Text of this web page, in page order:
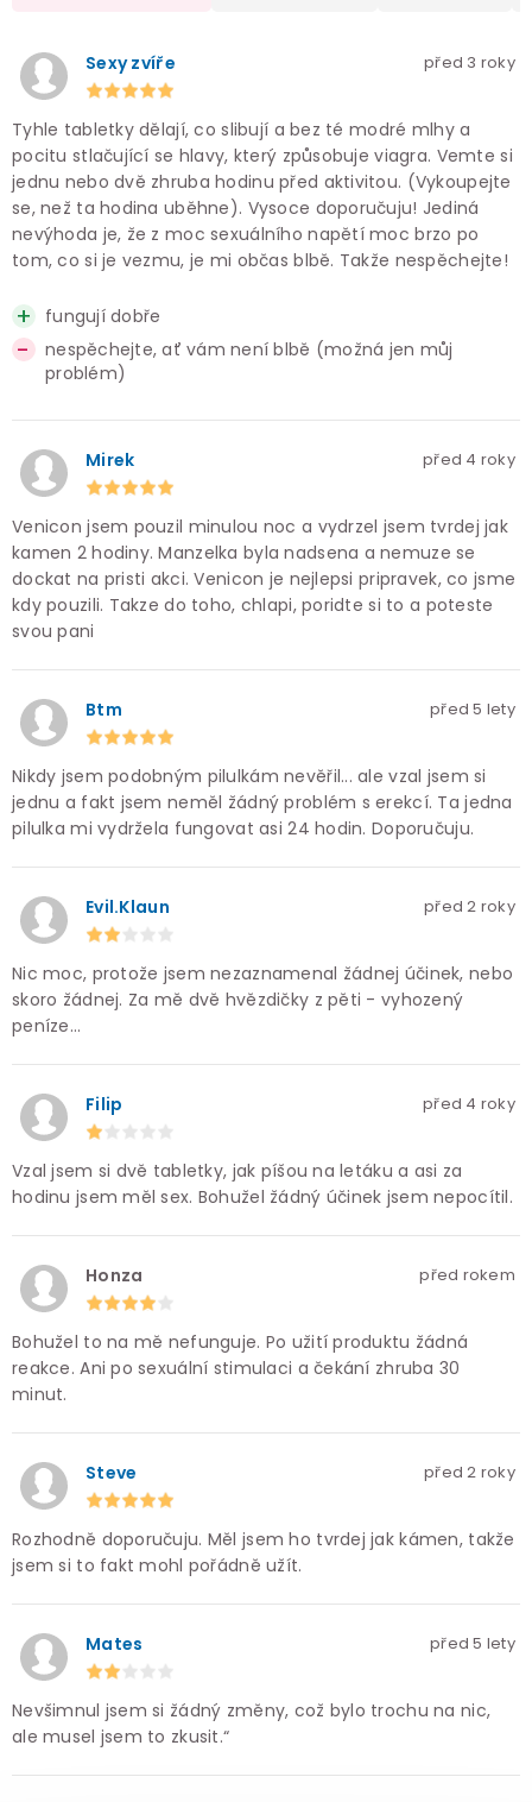
Sexy zvíře před 3 roky
Tyhle tabletky dělají, co slibují a bez té modré mlhy a
pocitu stlačující se hlavy, který způsobuje viagra. Vemte si
jednu nebo dvě zhruba hodinu před aktivitou. (Vykoupejte
se, než ta hodina uběhne). Vysoce doporučuju! Jediná
nevýhoda je, že z moc sexuálního napětí moc brzo po
tom, co si je vezmu, je mi občas blbě. Takže nespěchejte!
fungují dobře
nespěchejte, ať vám není blbě (možná jen můj
problém)
Mirek před 4 roky
Venicon jsem pouzil minulou noc a vydrzel jsem tvrdej jak
kamen 2 hodiny. Manzelka byla nadsena a nemuze se
dockat na pristi akci. Venicon je nejlepsi pripravek, co jsme
kdy pouzili. Takze do toho, chlapi, poridte si to a poteste
svou pani
Btm před 5 lety
Nikdy jsem podobným pilulkám nevěřil... ale vzal jsem si
jednu a fakt jsem neměl žádný problém s erekcí. Ta jedna
pilulka mi vydržela fungovat asi 24 hodin. Doporučuju.
Evil.Klaun před 2 roky
Nic moc, protože jsem nezaznamenal žádnej účinek, nebo
skoro žádnej. Za mě dvě hvězdičky z pěti - vyhozený
peníze...
Filip před 4 roky
Vzal jsem si dvě tabletky, jak píšou na letáku a asi za
hodinu jsem měl sex. Bohužel žádný účinek jsem nepocítil.
Honza před rokem
Bohužel to na mě nefunguje. Po užití produktu žádná
reakce. Ani po sexuální stimulaci a čekání zhruba 30
minut.
Steve před 2 roky
Rozhodně doporučuju. Měl jsem ho tvrdej jak kámen, takže
jsem si to fakt mohl pořádně užít.
Mates před 5 lety
Nevšimnul jsem si žádný změny, což bylo trochu na nic,
ale musel jsem to zkusit.“